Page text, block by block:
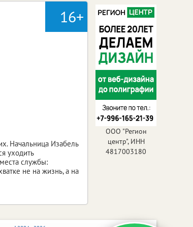
16+
Начальница Изабель
уходить
службы:
не на жизнь, а на
ООО "Регион
центр", ИНН
4817003180